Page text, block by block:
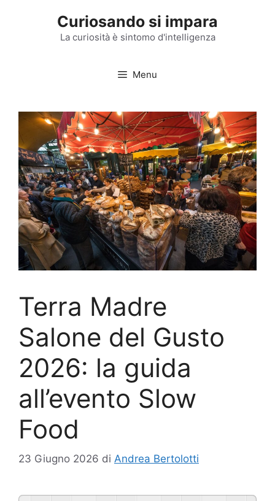
Curiosando si impara
La curiosità è sintomo d'intelligenza
Menu
Terra Madre
Salone del Gusto
2026: la guida
all’evento Slow
Food
23 Giugno 2026 di Andrea Bertolotti